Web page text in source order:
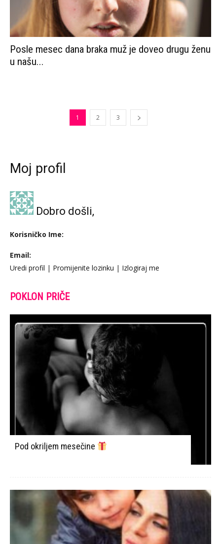
Posle mesec dana braka muž je doveo drugu ženu
u našu...
1 2 3
Moj profil
Dobro došli,
Korisničko Ime:
Email:
Uredi profil | Promijenite lozinku | Izlogiraj me
POKLON PRIČE
Pod okriljem mesečine